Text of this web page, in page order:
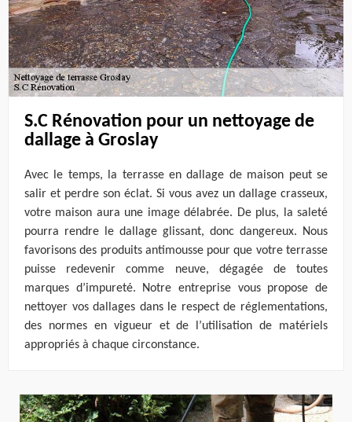
S.C Rénovation pour un nettoyage de
dallage à Groslay
Avec le temps, la terrasse en dallage de maison peut se
salir et perdre son éclat. Si vous avez un dallage crasseux,
votre maison aura une image délabrée. De plus, la saleté
pourra rendre le dallage glissant, donc dangereux. Nous
favorisons des produits antimousse pour que votre terrasse
puisse redevenir comme neuve, dégagée de toutes
marques d’impureté. Notre entreprise vous propose de
nettoyer vos dallages dans le respect de réglementations,
des normes en vigueur et de l’utilisation de matériels
appropriés à chaque circonstance.